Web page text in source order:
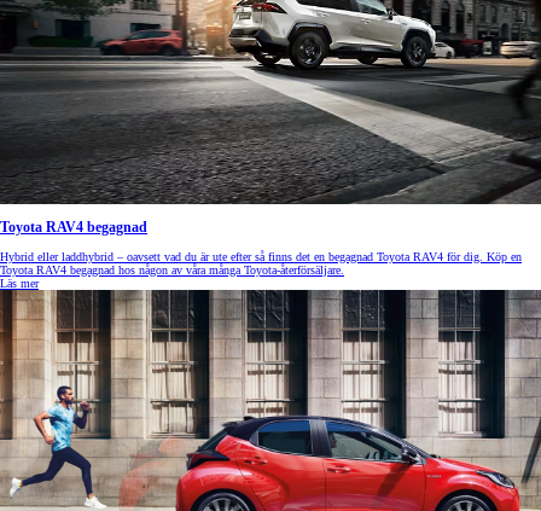
Toyota RAV4 begagnad
Hybrid eller laddhybrid – oavsett vad du är ute efter så finns det en begagnad Toyota RAV4 för dig. Köp en
Toyota RAV4 begagnad hos någon av våra många Toyota-återförsäljare.
Läs mer